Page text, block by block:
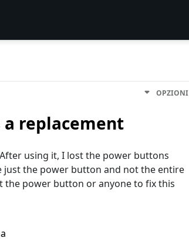
OPZIONI
a replacement
using it, I lost the power buttons
just the power button and not the entire
the power button or anyone to fix this